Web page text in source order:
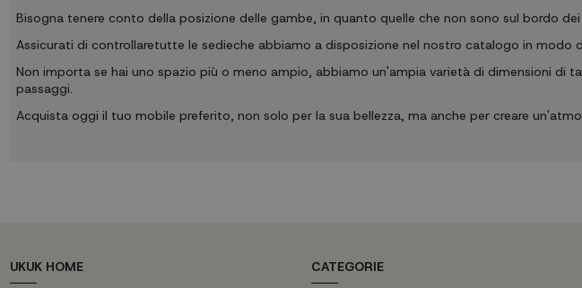
Bisogna tenere conto della posizione delle gambe, in quanto quelle che non sono sul bordo
Assicurati di controllaretutte le sedieche abbiamo a disposizione nel nostro catalogo in
Non importa se hai uno spazio più o meno ampio, abbiamo un'ampia varietà di dimensioni
passaggi.
Acquista oggi il tuo mobile preferito, non solo per la sua bellezza, ma anche per creare
UKUK HOME CATEGORIE